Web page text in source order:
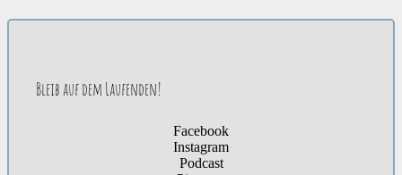
Bleib auf dem Laufenden!
Facebook
Instagram
Podcast